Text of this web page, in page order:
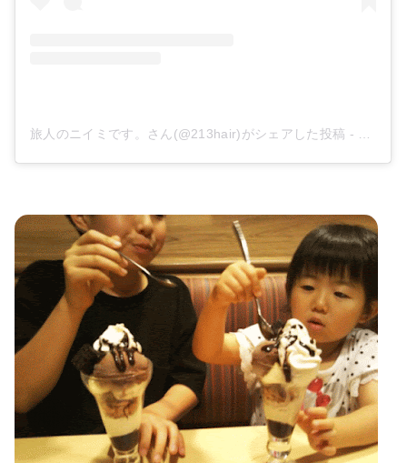
旅人のニイミです。さん(@213hair)がシェアした投稿 -